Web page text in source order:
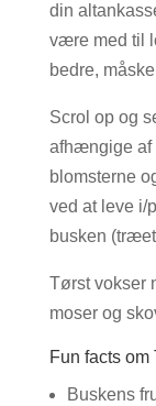
din
være med til
bedre,
Scrol op og
afhængige af
blomsterne
ved at leve i/
busken
Tørst vokser
moser og
Fun facts om
Buskens